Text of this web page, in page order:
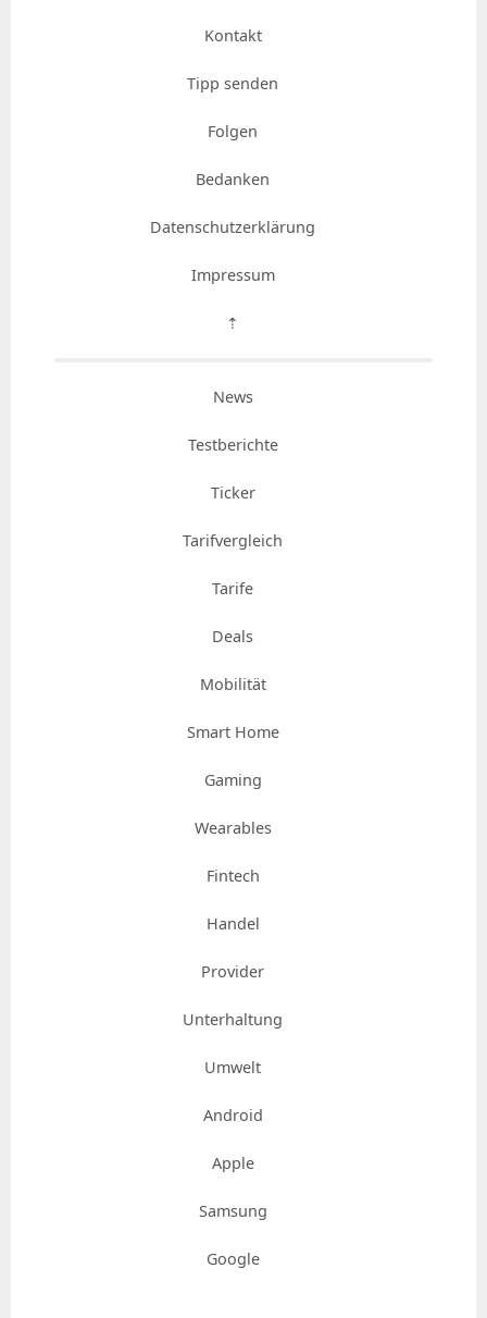
Kontakt
Tipp senden
Folgen
Bedanken
Datenschutzerklärung
Impressum
⇡
News
Testberichte
Ticker
Tarifvergleich
Tarife
Deals
Mobilität
Smart Home
Gaming
Wearables
Fintech
Handel
Provider
Unterhaltung
Umwelt
Android
Apple
Samsung
Google